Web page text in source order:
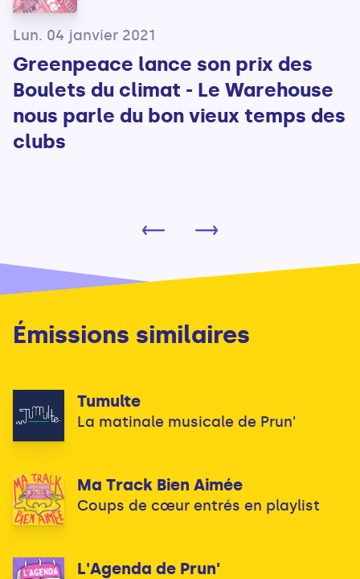
Lun. 04 janvier 2021
Greenpeace lance son prix des
Boulets du climat - Le Warehouse
nous parle du bon vieux temps des
clubs
Émissions similaires
Tumulte
La matinale musicale de Prun'
Ma Track Bien Aimée
Coups de cœur entrés en playlist
L'Agenda de Prun'